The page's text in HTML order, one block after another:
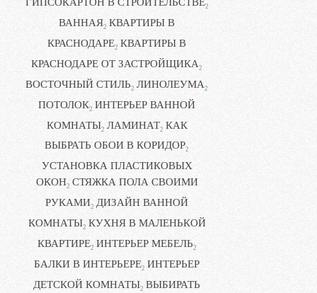
2
ВАННАЯ2 КВАРТИРЫ В
КРАСНОДАРЕ2 КВАРТИРЫ В
КРАСНОДАРЕ ОТ ЗАСТРОЙЩИКА2
ВОСТОЧНЫЙ СТИЛЬ2 ЛИНОЛЕУМА2
ПОТОЛОК2 ИНТЕРЬЕР ВАННОЙ
КОМНАТЫ2 ЛАМИНАТ2 КАК
ВЫБРАТЬ ОБОИ В КОРИДОР2
УСТАНОВКА ПЛАСТИКОВЫХ
ОКОН2 СТЯЖКА ПОЛА СВОИМИ
РУКАМИ2 ДИЗАЙН ВАННОЙ
КОМНАТЫ2 КУХНЯ В МАЛЕНЬКОЙ
КВАРТИРЕ2 ИНТЕРЬЕР МЕБЕЛЬ2
БАЛКИ В ИНТЕРЬЕРЕ2 ИНТЕРЬЕР
ДЕТСКОЙ КОМНАТЫ2 ВЫБИРАТЬ